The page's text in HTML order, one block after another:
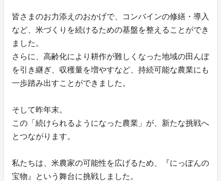
皆さまのお力添えのおかげで、コンバインの修繕・導入
など、米づくりを続けるための基盤を整えることができ
ました。
さらに、高齢化により耕作が難しくなった地域の田んぼ
を引き継ぎ、収穫量を増やすなど、持続可能な農業にも
一歩踏み出すことができました。
そして昨年末。
この「続けられるようになった農業」が、新たな挑戦へ
とつながります。
私たちは、米農家の可能性を広げるため、『にっぽんの
宝物』という舞台に挑戦しました。